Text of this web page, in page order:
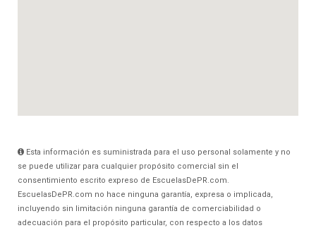
Esta información es suministrada para el uso personal solamente y no
se puede utilizar para cualquier propósito comercial sin el
consentimiento escrito expreso de EscuelasDePR.com.
EscuelasDePR.com no hace ninguna garantía, expresa o implicada,
incluyendo sin limitación ninguna garantía de comerciabilidad o
adecuación para el propósito particular, con respecto a los datos